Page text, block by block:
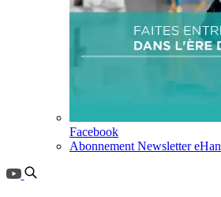
Facebook
Abonnement Newsletter